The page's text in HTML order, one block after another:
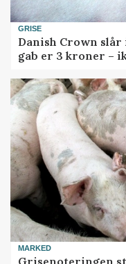
GRISE
Danish Crown
gab er 3 kroner –
MARKED
Grisenoteringen